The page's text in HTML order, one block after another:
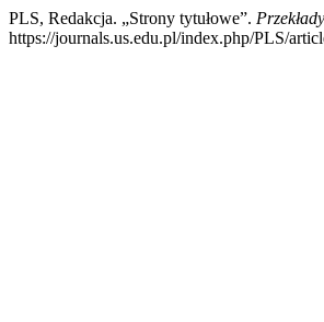
PLS, Redakcja. „Strony tytułowe”.
https://journals.us.edu.pl/index.php/PLS/